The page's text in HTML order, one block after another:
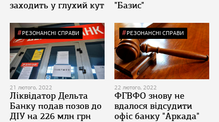
заходить у глухий кут
"Базис"
РЕЗОНАНСНІ СПРАВИ
21 лютого, 2022
Ліквідатор Дельта
Банку подав позов до
ДІУ на 226 млн грн
РЕЗОНАНСНІ СПРАВИ
22 лютого, 2022
ФГВФО знову не
вдалося відсудити
офіс банку "Аркада"